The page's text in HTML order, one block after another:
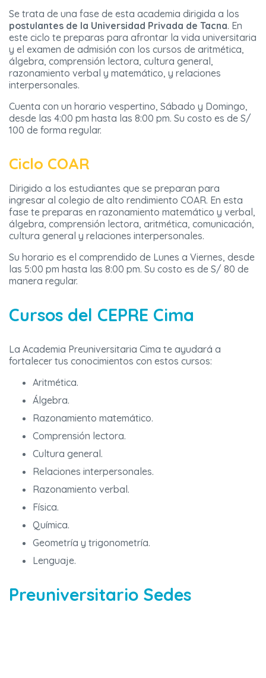
Se trata de una fase de esta academia dirigida a los
postulantes de la Universidad Privada de Tacna. En
este ciclo te preparas para afrontar la vida universitaria
y el examen de admisión con los cursos de aritmética,
álgebra, comprensión lectora, cultura general,
razonamiento verbal y matemático, y relaciones
interpersonales.
Cuenta con un horario vespertino, Sábado y Domingo,
desde las 4:00 pm hasta las 8:00 pm. Su costo es de S/
100 de forma regular.
Ciclo COAR
Dirigido a los estudiantes que se preparan para
ingresar al colegio de alto rendimiento COAR. En esta
fase te preparas en razonamiento matemático y verbal,
álgebra, comprensión lectora, aritmética, comunicación,
cultura general y relaciones interpersonales.
Su horario es el comprendido de Lunes a Viernes, desde
las 5:00 pm hasta las 8:00 pm. Su costo es de S/ 80 de
manera regular.
Cursos del CEPRE Cima
La Academia Preuniversitaria Cima te ayudará a
fortalecer tus conocimientos con estos cursos:
Aritmética.
Álgebra.
Razonamiento matemático.
Comprensión lectora.
Cultura general.
Relaciones interpersonales.
Razonamiento verbal.
Física.
Química.
Geometría y trigonometría.
Lenguaje.
Preuniversitario Sedes